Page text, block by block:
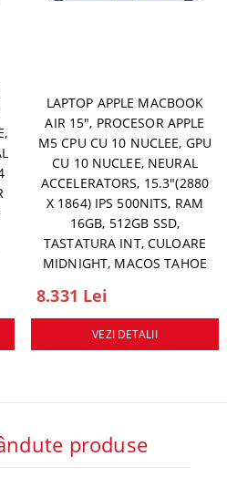
LAPTOP APPLE MACBOOK
AIR 15", PROCESOR APPLE
M5 CPU CU 10 NUCLEE, GPU
CU 10 NUCLEE, NEURAL
ACCELERATORS, 15.3"(2880
X 1864) IPS 500NITS, RAM
16GB, 512GB SSD,
TASTATURA INT, CULOARE
MIDNIGHT, MACOS TAHOE
8.331 Lei
VEZI DETALII
produse